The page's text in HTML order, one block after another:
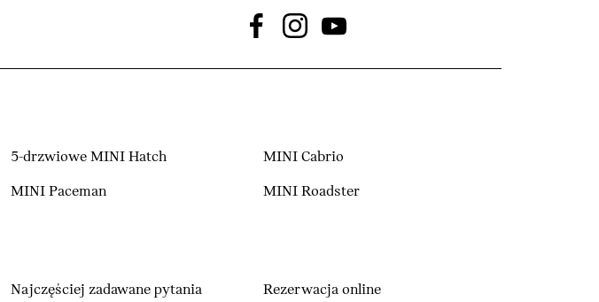
5-drzwiowe MINI Hatch MINI Cabrio
MINI Paceman MINI Roadster
Najczęściej zadawane pytania Rezerwacja online